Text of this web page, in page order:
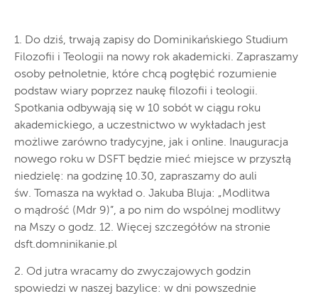
1. Do dziś, trwają zapisy do Dominikańskiego Studium
Filozofii i Teologii na nowy rok akademicki. Zapraszamy
osoby pełnoletnie, które chcą pogłębić rozumienie
podstaw wiary poprzez naukę filozofii i teologii.
Spotkania odbywają się w 10 sobót w ciągu roku
akademickiego, a uczestnictwo w wykładach jest
możliwe zarówno tradycyjne, jak i online. Inauguracja
nowego roku w DSFT będzie mieć miejsce w przyszłą
niedzielę: na godzinę 10.30, zapraszamy do auli
św. Tomasza na wykład o. Jakuba Bluja: „Modlitwa
o mądrość (Mdr 9)”, a po nim do wspólnej modlitwy
na Mszy o godz. 12. Więcej szczegółów na stronie
dsft.domninikanie.pl
2. Od jutra wracamy do zwyczajowych godzin
spowiedzi w naszej bazylice: w dni powszednie